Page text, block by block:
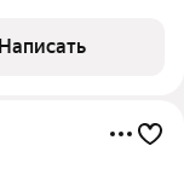
займёт много
Написать